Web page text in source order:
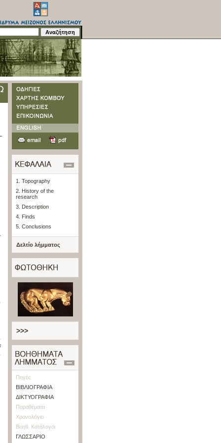
1. Topography
2. History of the
research
3. Description
4. Finds
5. Conclusions
Δελτίο λήμματος
>>>
Πηγές
ΒΙΒΛΙΟΓΡΑΦΙΑ
ΔΙΚΤΥΟΓΡΑΦΙΑ
Παραθέματα
Χρονολόγιο
Βοηθ. Κατάλογοι
ΓΛΩΣΣΑΡΙΟ